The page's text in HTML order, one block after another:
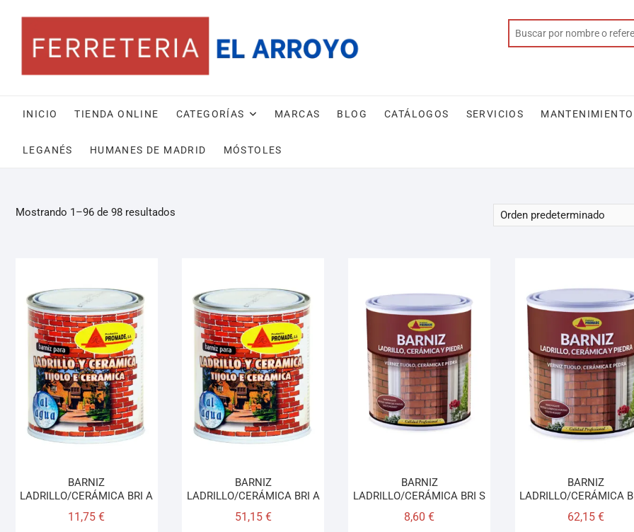
INICIO TIENDA ONLINE CATEGORÍAS MARCAS BLOG CATÁLOGOS SERVICIOS
LEGANÉS HUMANES DE MADRID MÓSTOLES
Mostrando 1–96 de 98 resultados
BARNIZ
LADRILLO/CERÁMICA BRI A
11,75€
BARNIZ
LADRILLO/CERÁMICA BRI A
51,15 €
BARNIZ
LADRILLO/CERÁMICA BRI S
8,60€
BARNIZ
LADRILLO/CERÁMICA
62,15 €